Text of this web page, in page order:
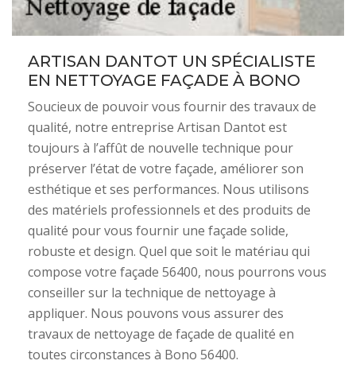
ARTISAN DANTOT UN SPÉCIALISTE
EN NETTOYAGE FAÇADE À BONO
Soucieux de pouvoir vous fournir des travaux de
qualité, notre entreprise Artisan Dantot est
toujours à l’affût de nouvelle technique pour
préserver l’état de votre façade, améliorer son
esthétique et ses performances. Nous utilisons
des matériels professionnels et des produits de
qualité pour vous fournir une façade solide,
robuste et design. Quel que soit le matériau qui
compose votre façade 56400, nous pourrons vous
conseiller sur la technique de nettoyage à
appliquer. Nous pouvons vous assurer des
travaux de nettoyage de façade de qualité en
toutes circonstances à Bono 56400.